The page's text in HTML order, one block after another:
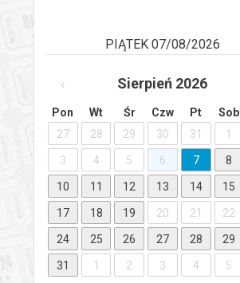
PIĄTEK 07/08/2026
‹ Sierpień 2026
Pon Wt Śr Czw Pt Sob
27
28 29 30 31 1
3 4 5 6 7 8
10 11 12 13 14 15
17 18 19 20 21 22
24 25 26 27 28 29
31 1 2 3 4 5